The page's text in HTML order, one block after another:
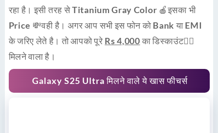
रहा है। इसी तरह सेTitanium Gray Color 🍎इसका भी
Price 💸वही है। अगर आप सभी इस फोन कोBankयाEMI
के जरिए लेते है। तो आपको पूरे Rs 4,000का डिस्काउंट👍🏻
मिलने वाला है।
Galaxy S25 Ultra मिलने वाले ये खास फीचर्स